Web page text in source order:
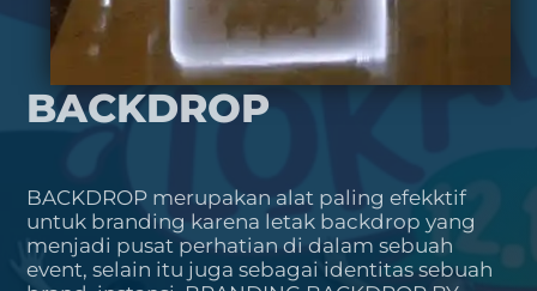
BACKDROP
BACKDROP merupakan alat paling efekktif
untuk branding karena letak backdrop yang
menjadi pusat perhatian di dalam sebuah
event, selain itu juga sebagai identitas sebuah